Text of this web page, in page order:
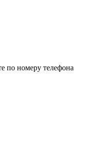
по номеру телефона